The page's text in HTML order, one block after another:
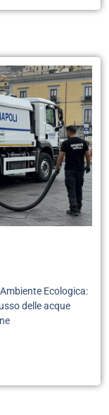
Ecologica:
delle acque